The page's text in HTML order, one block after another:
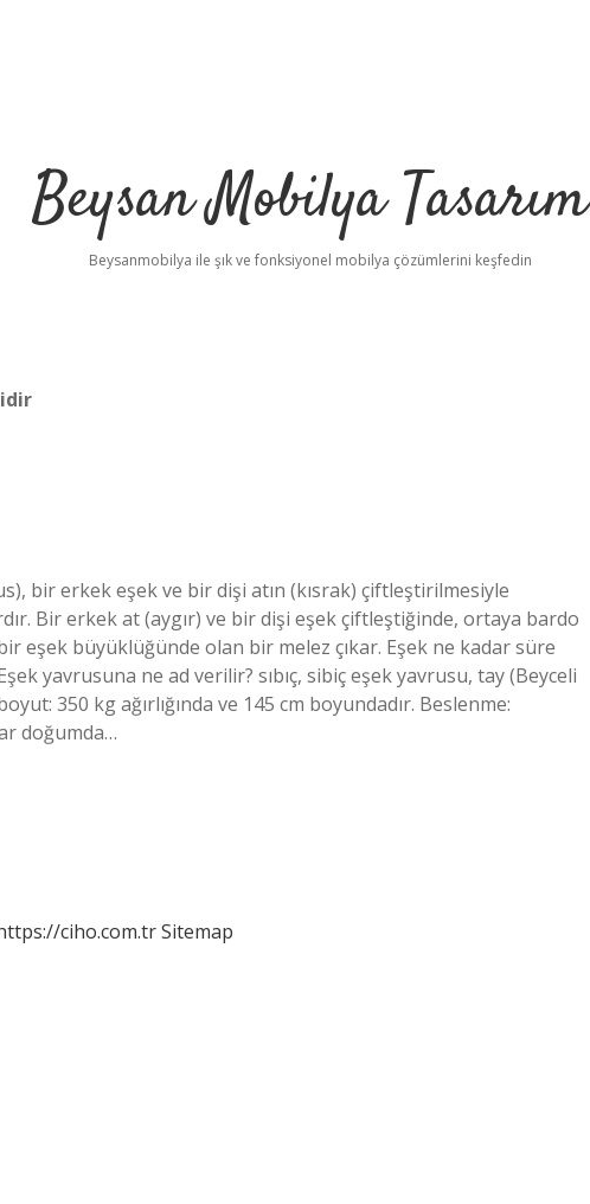
Beysan Mobilya Tasarım
Beysanmobilya ile şık ve fonksiyonel mobilya çözümlerini keşfedin
bir erkek eşek ve bir dişi atın (kısrak) çiftleştirilmesiyle
Bir erkek at (aygır) ve bir dişi eşek çiftleştiğinde, ortaya bardo
eşek büyüklüğünde olan bir melez çıkar. Eşek ne kadar süre
yavrusuna ne ad verilir? sıbıç, sibiç eşek yavrusu, tay (Beyceli
350 kg ağırlığında ve 145 cm boyundadır. Beslenme:
doğumda…
ciho.com.trSitemap